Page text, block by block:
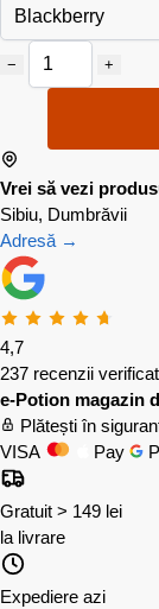
− +
Vrei să vezi
Sibiu, Dumbrăvii
Adresă →
4,7
237 recenzii
e-Potion magazin
Plătești în
VISA
Pay
Gratuit > 149 lei
la livrare
Expediere azi